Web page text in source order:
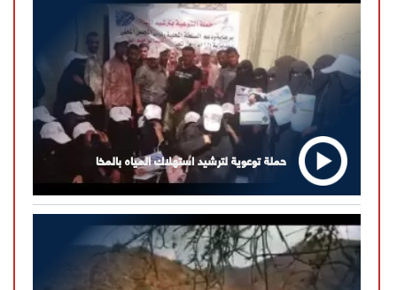
حملة توعوية لترشيد استهلاك المياه بالمخا